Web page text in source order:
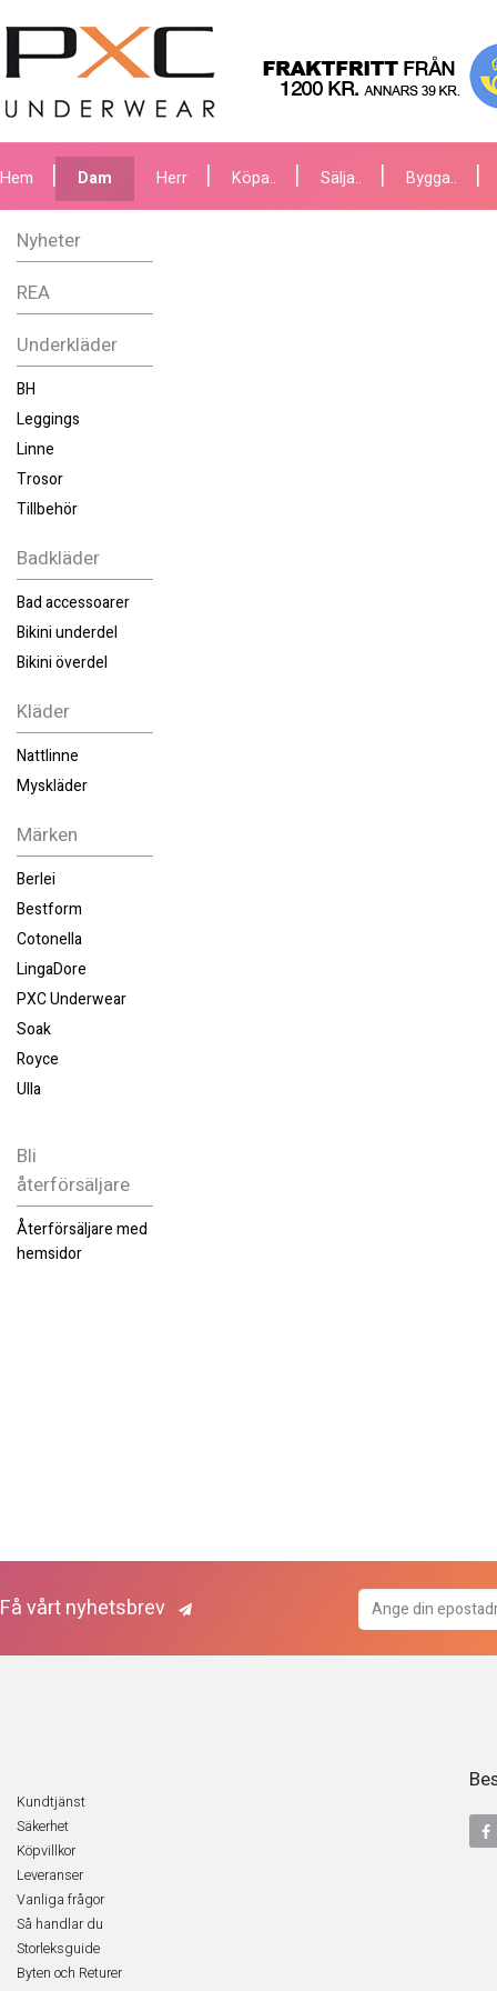
Hem Dam Herr Köpa.. Sälja.. Bygga..
Nyheter
REA
Underkläder
BH
Leggings
Linne
Trosor
Tillbehör
Badkläder
Bad accessoarer
Bikini underdel
Bikini överdel
Kläder
Nattlinne
Myskläder
Märken
Berlei
Bestform
Cotonella
LingaDore
PXC Underwear
Soak
Royce
Ulla
Bli
återförsäljare
Återförsäljare med
hemsidor
Få vårt nyhetsbrev
Kundtjänst
Säkerhet
Köpvillkor
Leveranser
Vanliga frågor
Så handlar du
Storleksguide
Byten och Returer